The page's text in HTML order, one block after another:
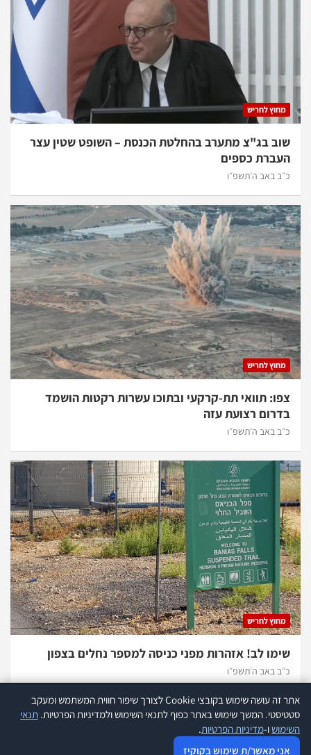
מחוץ לחריש
שוב בג"צ מתערב בהחלטת הכנסת – השופט שטין עצר
העברת כספים
כ״ב באב ה׳תשפ״ו
מחוץ לחריש
צפו: תוואי תת-קרקעי ובתוכו עשרות רקטות הושמד
בדרום רצועת עזה
כ״ב באב ה׳תשפ״ו
מחוץ לחריש
שימו לב! אזהרות מפני כניסה למספר נחלים בצפון
כ״ב באב ה׳תשפ״ו
כל הזכויות שמורות להנהלת אתר 634 |
מדיניות פרטיות
אתר זה עושה שימוש בקובצי Cookie לצורך שיפור חווית המשתמש ומעקב
סטטיסטי. המשך שימוש באתר כפוף לתנאי השימוש ולמדיניות הפרטיות. תנאי
השימושו-מדיניות הפרטיות.
אני מאשר/ת שימוש בקוקיז
אתר זה עושה שימוש בקוקיז לצורך שיפור חווית המשתמש ומעקב סטטיסטי.
עוד
אני מאשר שימוש בקוקיז